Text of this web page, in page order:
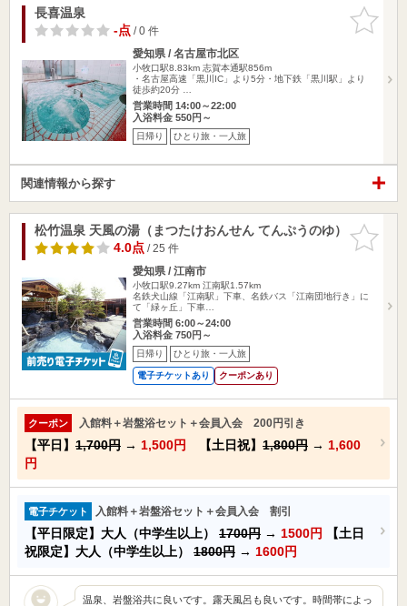
お気に入
りに追加
長喜温泉
-点/ 0 件
愛知県 / 名古屋市北区
小牧口駅8.83km 志賀本通駅856m
・名古屋高速「黒川IC」より5分・地下鉄「黒川駅」より
徒歩約20分 …
営業時間 14:00～22:00
入浴料金 550円～
日帰り ひとり旅・一人旅
関連情報から探す
お気に入
りに追加
松竹温泉 天風の湯（まつたけおんせん てんぷうのゆ）
4.0点/ 25 件
愛知県 / 江南市
小牧口駅9.27km 江南駅1.57km
名鉄犬山線「江南駅」下車、名鉄バス「江南団地行き」に
て「緑ヶ丘」下車…
営業時間 6:00～24:00
入浴料金 750円～
日帰り ひとり旅・一人旅
電子チケットあり クーポンあり
クーポン 入館料＋岩盤浴セット＋会員入会 200円引き
【平日】 1,700円 → 1,500円 【土日祝】 1,800円 → 1,600
円
電子チケット 入館料＋岩盤浴セット＋会員入会 割引
【平日限定】大人（中学生以上） 1700円 → 1500円
【土日
祝限定】大人（中学生以上） 1800円 → 1600円
温泉、岩盤浴共に良いです。露天風呂も良いです。時間帯によっ